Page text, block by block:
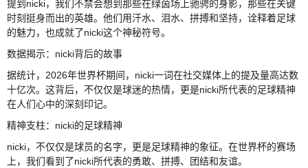
提到nicki，我们不禁会想到那些在绿茵场上驰骋的身影，那些在关键
时刻挺身而出的英雄。他们用汗水、泪水、拼搏和坚持，诠释着足球
的魅力，也成就了nicki这个神秘符号。
数据揭示：nicki背后的故事
据统计，2026年世界杯期间，nicki一词在社交媒体上的提及量高达数
十亿次。这背后，不仅仅是球迷的热情，更是nicki所代表的足球精神
在人们心中的深刻印记。
精神支柱：nicki的足球精神
nicki，不仅仅是球员的名字，更是足球精神的象征。在世界杯的赛场
上，我们看到了nicki所代表的勇敢、拼搏、团结和友谊。